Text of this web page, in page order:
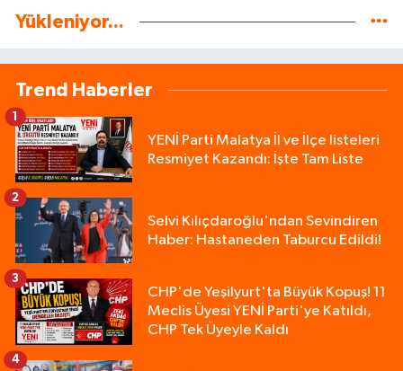
Yükleniyor...
Trend Haberler
YENİ Parti Malatya İl ve İlçe listeleri
Resmiyet Kazandı: İşte Tam Liste
1
Selvi Kılıçdaroğlu'ndan Sevindiren
Haber: Hastaneden Taburcu Edildi!
2
CHP'de Yeşilyurt'ta Büyük Kopuş! 11
Meclis Üyesi YENİ Parti'ye Katıldı,
CHP Tek Üyeyle Kaldı
3
4